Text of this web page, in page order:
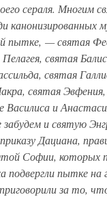
сераля. Многим
канонизированных
пытке, — святая
святая
святая
святая
Василиса и
и святую
Дациана,
Софии, которых
подвергли пытке на
за то,